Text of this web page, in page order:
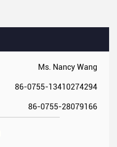
Ms. Nancy Wang
86-0755-13410274294
86-0755-28079166